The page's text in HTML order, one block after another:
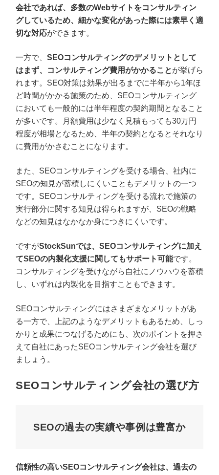
会社であれば、多数のWebサイトをコンサルティン
グしているため、細かな変化があった際には素早く適
切な対応ができます。
一方で、 SEOコンサルティングのデメリットとして
はまず、コンサルティング費用がかかることが挙げら
れます。SEO対策は効果が出るまでに半年から1年ほ
ど時間がかかる施策のため、SEOコンサルティング
においても一般的には半年程度の契約期間となること
が多いです。月額費用は少なく見積もっても30万円
程度が相場となるため、半年の契約となるとそれなり
に費用がかさむことになります。
また、SEOコンサルティングを受ける場合、社内に
SEOの知見が蓄積しにくいこともデメリットの一つ
です。SEOコンサルティングを受ける流れで施策の
実行部分に関する知見は得られますが、SEOの戦略
などの知見はなかなか身につきにくいです。
ですがStockSunでは、SEOコンサルティングに加え
てSEOの内製化支援に関してもサポート可能です。
コンサルティングを受けながら自社にノウハウを蓄積
し、いずれは内製化を目指すこともできます。
SEOコンサルティングにはさまざまなメリットがあ
る一方で、上記のようなデメリットもあるため、しっ
かりと成果につなげるためにも、次のポイントを押さ
えて自社にあったSEOコンサルティング会社を選び
ましょう。
SEOコンサルティング会社の選び方
SEOの過去の実績や事例は豊富か
信頼性の高いSEOコンサルティング会社は、過去の